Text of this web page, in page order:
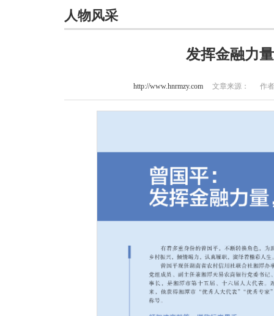
人物风采
发挥金融力
http://www.hnrmzy.com文章来源： 作者